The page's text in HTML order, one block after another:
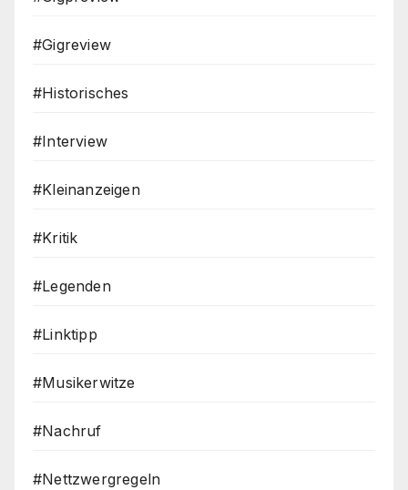
#Gigreview
#Historisches
#Interview
#Kleinanzeigen
#Kritik
#Legenden
#Linktipp
#Musikerwitze
#Nachruf
#Nettzwergregeln